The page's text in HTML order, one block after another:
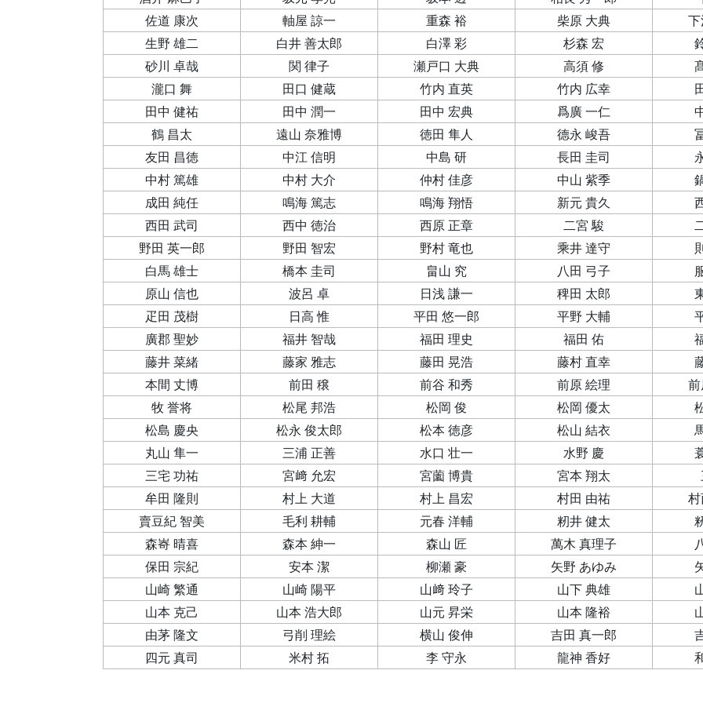
佐道 康次
軸屋 諒一 重森 裕 柴原 大典
生野 雄二
白井 善太郎 白澤 彩 杉森 宏
砂川 卓哉
関 律子 瀬戸口 大典 高須 修
瀧口 舞
田口 健蔵 竹内 直英 竹内 広幸
田中 健祐
田中 潤一 田中 宏典 爲廣 一仁
鶴 昌太
遠山 奈雅博 徳田 隼人 德永 峻吾
友田 昌徳
中江 信明 中島 研 長田 圭司
中村 篤雄
中村 大介 仲村 佳彦 中山 紫季
成田 純任
鳴海 篤志 鳴海 翔悟 新元 貴久
西田 武司
西中 徳治 西原 正章 二宮 駿
野田 英一郎
野田 智宏 野村 竜也 乘井 達守
白馬 雄士
橋本 圭司 畠山 究 八田 弓子
原山 信也
波呂 卓 日浅 謙一 稗田 太郎
疋田 茂樹
日高 惟 平田 悠一郎 平野 大輔
廣郡 聖妙
福井 智哉 福田 理史 福田 佑
藤井 菜緒
藤家 雅志 藤田 晃浩 藤村 直幸
本間 丈博
前田 穣 前谷 和秀 前原 絵理
牧 誉将
松尾 邦浩 松岡 俊 松岡 優太
松島 慶央
松永 俊太郎 松本 徳彦 松山 結衣
丸山 隼一
三浦 正善 水口 壮一 水野 慶
三宅 功祐
宮﨑 允宏 宮薗 博貴 宮本 翔太
牟田 隆則
村上 大道 村上 昌宏 村田 由祐
賣豆紀 智美
毛利 耕輔 元春 洋輔 籾井 健太
森㟢 晴喜
森本 紳一 森山 匠 萬木 真理子
保田 宗紀
安本 潔 柳瀬 豪 矢野 あゆみ
山崎 繁通
山崎 陽平 山﨑 玲子 山下 典雄
山本 克己
山本 浩大郎 山元 昇栄 山本 隆裕
由茅 隆文
弓削 理絵 横山 俊伸 吉田 真一郎
四元 真司
米村 拓 李 守永 龍神 香好